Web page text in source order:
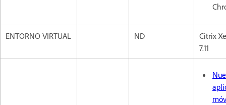
ENTORNO VIRTUAL ND
Citrix
7.11